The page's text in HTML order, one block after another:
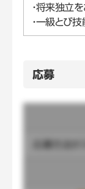
・将来独立
・一級とび
応募